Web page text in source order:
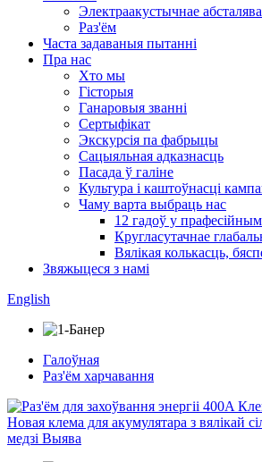
Электраакустычнае
Раз'ём
Часта задаваныя пытанні
Пра нас
Хто мы
Гісторыя
Ганаровыя званні
Сертыфікат
Экскурсія па фабрыцы
Сацыяльная адказнасць
Пасада ў галіне
Культура і каштоўнасці
Чаму варта выбраць нас
12 гадоў у
Кругласутачнае
Вялікая колькасць,
Звяжыцеся з намі
English
Галоўная
Раз'ём харчавання